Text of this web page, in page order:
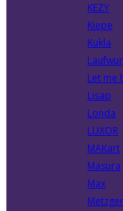
KEZY
Kiepe
Kukla
Let me
Lisap
Londa
LUXOR
MAKart
Masura
Max
Metzger